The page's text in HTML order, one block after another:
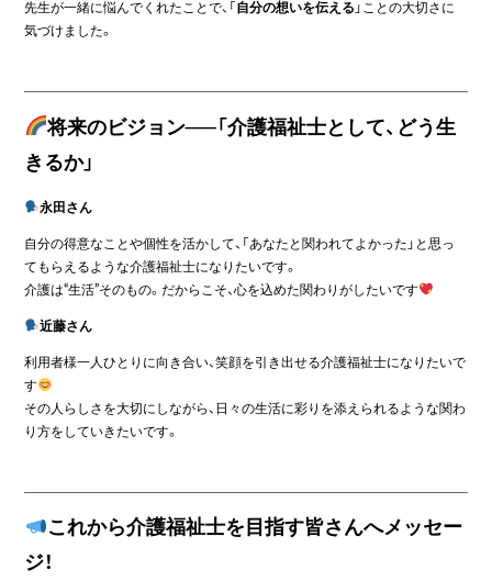
先生が一緒に悩んでくれたことで、「自分の想いを伝える 」ことの大切さに
気づけました。
将来のビジョン──「介護福祉士として、どう生
きるか」
永田さん
自分の得意なことや個性を活かして、「あなたと関われてよかった」と思っ
てもらえるような介護福祉士になりたいです。
介護は“生活”そのもの。だからこそ、心を込めた関わりがしたいです
近藤さん
利用者様一人ひとりに向き合い、笑顔を引き出せる介護福祉士になりたいで
す
その人らしさを大切にしながら、日々の生活に彩りを添えられるような関わ
り方をしていきたいです。
これから介護福祉士を目指す皆さんへメッセー
ジ！